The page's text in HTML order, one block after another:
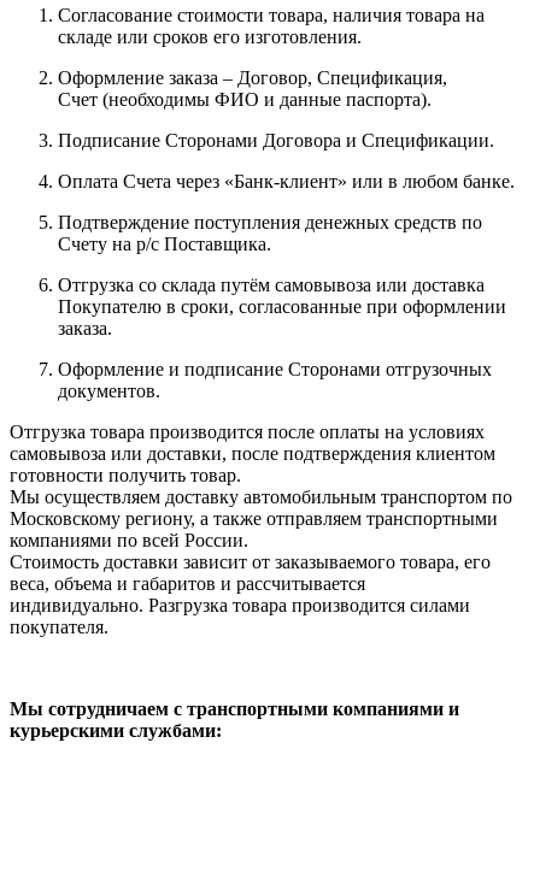
Согласование стоимости товара, наличия товара на
складе или сроков его изготовления.
Оформление заказа – Договор, Спецификация,
Счет (необходимы ФИО и данные паспорта).
Подписание Сторонами Договора и Спецификации.
Оплата Счета через «Банк-клиент» или в любом банке.
Подтверждение поступления денежных средств по
Счету на р/с Поставщика.
Отгрузка со склада путём самовывоза или доставка
Покупателю в сроки, согласованные при оформлении
заказа.
Оформление и подписание Сторонами отгрузочных
документов.
Отгрузка товара производится после оплаты на условиях
самовывоза или доставки, после подтверждения клиентом
готовности получить товар.
Мы осуществляем доставку автомобильным транспортом по
Московскому региону, а также отправляем транспортными
компаниями по всей России.
Стоимость доставки зависит от заказываемого товара, его
веса, объема и габаритов и рассчитывается
индивидуально. Разгрузка товара производится силами
покупателя.
Мы сотрудничаем с транспортными компаниями и
курьерскими службами: